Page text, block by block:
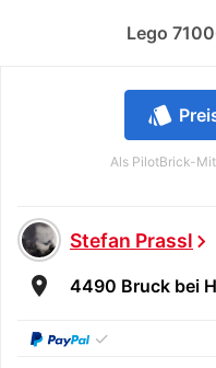
style
Als PilotBrick-
Stefan Prasslchevron_right
room 4490 Bruck bei
✓
Lego